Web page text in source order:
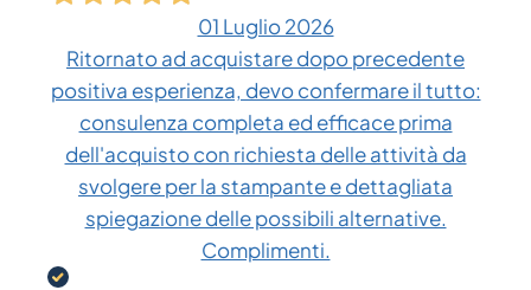
01 Luglio 2026
Ritornato ad acquistare dopo precedente
positiva esperienza, devo confermare il tutto:
consulenza completa ed efficace prima
dell'acquisto con richiesta delle attività da
svolgere per la stampante e dettagliata
spiegazione delle possibili alternative.
Complimenti.